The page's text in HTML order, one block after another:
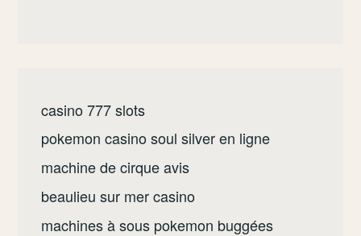
casino 777 slots
pokemon casino soul silver en ligne
machine de cirque avis
beaulieu sur mer casino
machines à sous pokemon buggées